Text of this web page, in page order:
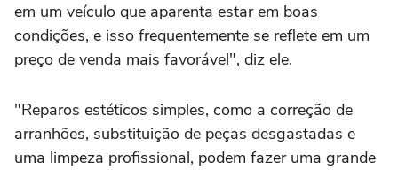
em um veículo que aparenta estar em boas
condições, e isso frequentemente se reflete em um
preço de venda mais favorável", diz ele.
"Reparos estéticos simples, como a correção de
arranhões, substituição de peças desgastadas e
uma limpeza profissional, podem fazer uma grande